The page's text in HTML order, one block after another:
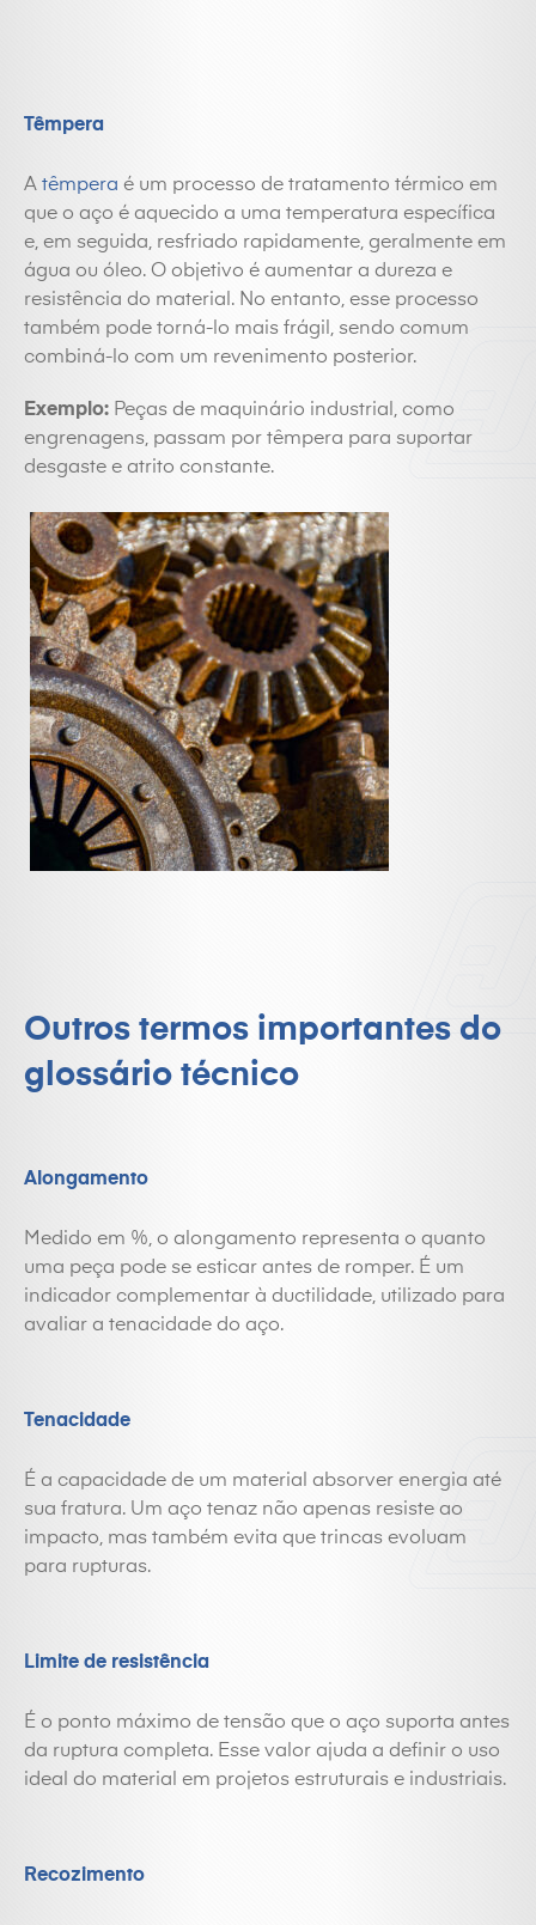
Têmpera
A têmpera é um processo de tratamento térmico em
que o aço é aquecido a uma temperatura específica
e, em seguida, resfriado rapidamente, geralmente em
água ou óleo. O objetivo é aumentar a dureza e
resistência do material. No entanto, esse processo
também pode torná-lo mais frágil, sendo comum
combiná-lo com um revenimento posterior.
Exemplo: Peças de maquinário industrial, como
engrenagens, passam por têmpera para suportar
desgaste e atrito constante.
Outros termos importantes do
glossário técnico
Alongamento
Medido em %, o alongamento representa o quanto
uma peça pode se esticar antes de romper. É um
indicador complementar à ductilidade, utilizado para
avaliar a tenacidade do aço.
Tenacidade
É a capacidade de um material absorver energia até
sua fratura. Um aço tenaz não apenas resiste ao
impacto, mas também evita que trincas evoluam
para rupturas.
Limite de resistência
É o ponto máximo de tensão que o aço suporta antes
da ruptura completa. Esse valor ajuda a definir o uso
ideal do material em projetos estruturais e industriais.
Recozimento